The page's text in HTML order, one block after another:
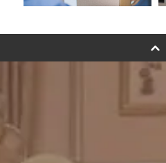
バルーンフラワーブーケについて
プリントフォント詳細＆使用例